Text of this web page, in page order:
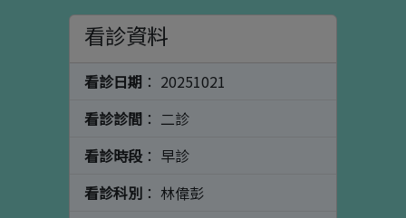
看診資料
看診日期 ： 20251021
看診診間 ： 二診
看診時段 ： 早診
看診科別 ： 林偉彭